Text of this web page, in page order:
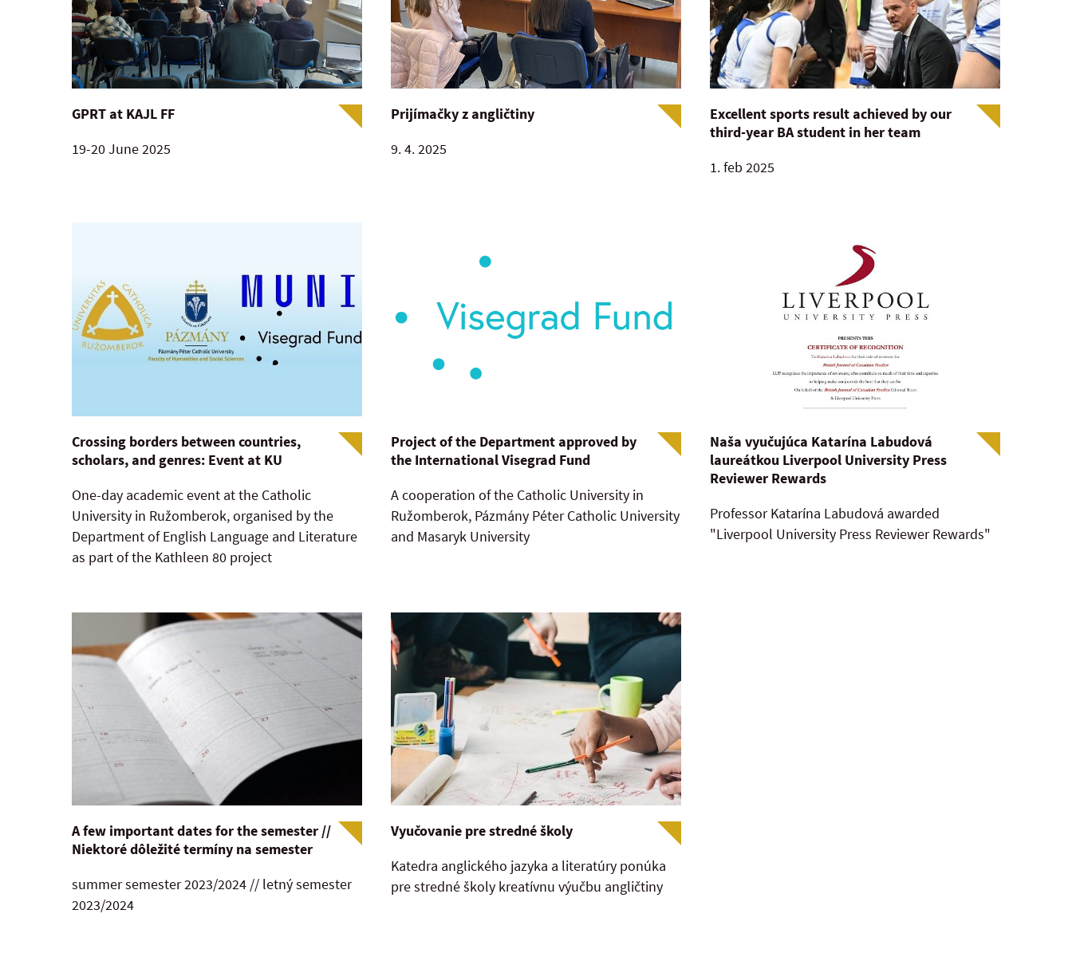
GPRT at KAJL FF
19-20 June 2025
Prijímačky z angličtiny
9. 4. 2025
Excellent sports result achieved by our
third-year BA student in her team
1. feb 2025
Crossing borders between countries,
scholars, and genres: Event at KU
One-day academic event at the Catholic
University in Ružomberok, organised by the
Department of English Language and Literature
as part of the Kathleen 80 project
Project of the Department approved by
the International Visegrad Fund
A cooperation of the Catholic University in
Ružomberok, Pázmány Péter Catholic University
and Masaryk University
Naša vyučujúca Katarína Labudová
laureátkou Liverpool University Press
Reviewer Rewards
Professor Katarína Labudová awarded
"Liverpool University Press Reviewer Rewards"
A few important dates for the semester //
Niektoré dôležité termíny na semester
summer semester 2023/2024 // letný semester
2023/2024
Vyučovanie pre stredné školy
Katedra anglického jazyka a literatúry ponúka
pre stredné školy kreatívnu výučbu angličtiny